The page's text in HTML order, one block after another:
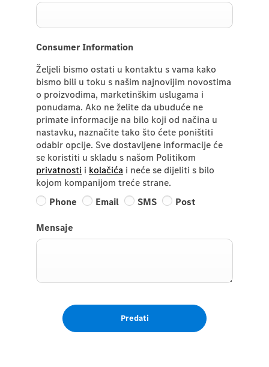
Consumer Information
Željeli bismo ostati u kontaktu s vama kako
bismo bili u toku s našim najnovijim novostima
o proizvodima, marketinškim uslugama i
ponudama. Ako ne želite da ubuduće ne
primate informacije na bilo koji od načina u
nastavku, naznačite tako što ćete poništiti
odabir opcije. Sve dostavljene informacije će
se koristiti u skladu s našom Politikom
privatnosti i kolačića i neće se dijeliti s bilo
kojom kompanijom treće strane.
Phone
Email SMS Post
Mensaje
Predati